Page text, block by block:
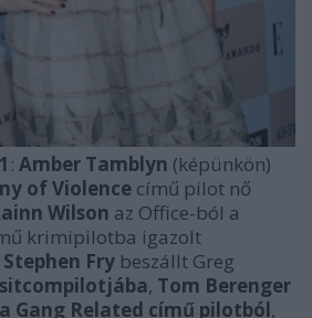
1 : Amber Tamblyn (képünkön)
of Violence című pilot nő
Wilson az Office-ból a
krimipilotba igazolt
Stephen Fry beszállt Greg
sitcompilotjába, Tom Berenger
Gang Related című pilotból,